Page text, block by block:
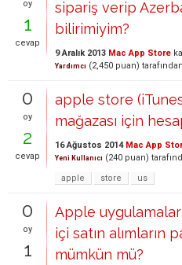
oy
1
cevap
sipariş verip
bilirimiyim?
9 Aralık 2013 Mac App Store
Yardımcı (2,450 puan) tarafından
0
oy
2
cevap
apple store
mağazası için
16 Ağustos 2014 Mac App
Yeni Kullanıcı (240 puan)
apple
store us
0
oy
1
Apple
içi satın alımların
mümkün mü?